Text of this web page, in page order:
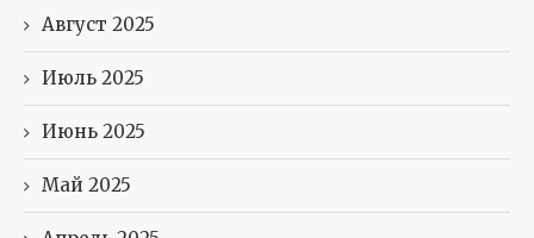
Август 2025
Июль 2025
Июнь 2025
Май 2025